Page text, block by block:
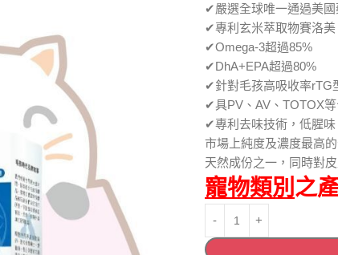
✔嚴選全球唯一通過美
✔專利玄米萃取物賽洛美
✔Omega-3超過85%
✔DhA+EPA超過80%
✔針對毛孩高吸收率rTG
✔具PV、AV、TOTOX
✔專利去味技術，低腥味
市場上純度及濃度最高
天然成份之一，同時對
寵物類別之